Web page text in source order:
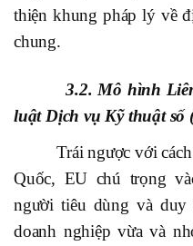
thiện khung pháp lý về
chung.
3.2. Mô hình Liên
luật Dịch vụ Kỹ thuật số
Trái ngược với
Quốc, EU chú trọng
người tiêu dùng và duy
doanh nghiệp vừa và